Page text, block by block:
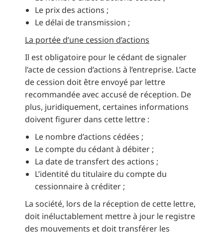
Le prix des actions ;
Le délai de transmission ;
La portée d’une cession d’actions
Il est obligatoire pour le cédant de signaler
l’acte de cession d’actions à l’entreprise. L’acte
de cession doit être envoyé par lettre
recommandée avec accusé de réception. De
plus, juridiquement, certaines informations
doivent figurer dans cette lettre :
Le nombre d’actions cédées ;
Le compte du cédant à débiter ;
La date de transfert des actions ;
L’identité du titulaire du compte du
cessionnaire à créditer ;
La société, lors de la réception de cette lettre,
doit inéluctablement mettre à jour le registre
des mouvements et doit transférer les